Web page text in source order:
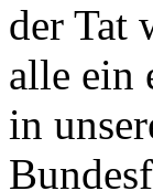
der Tat
alle ein
in